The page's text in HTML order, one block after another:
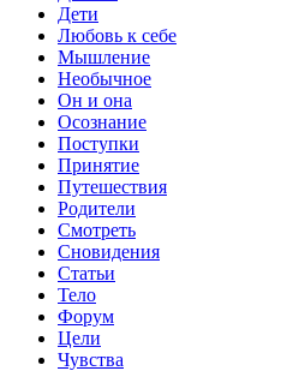
Дети
Любовь к себе
Мышление
Необычное
Он и она
Осознание
Поступки
Принятие
Путешествия
Родители
Смотреть
Сновидения
Статьи
Тело
Форум
Цели
Чувства